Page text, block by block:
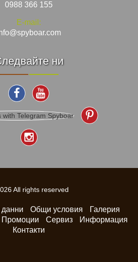
0988 366 155
E-mail:
ни
All rights reserved
Общи условия
Галерия
Промоции Сервиз
Информация
Контакти